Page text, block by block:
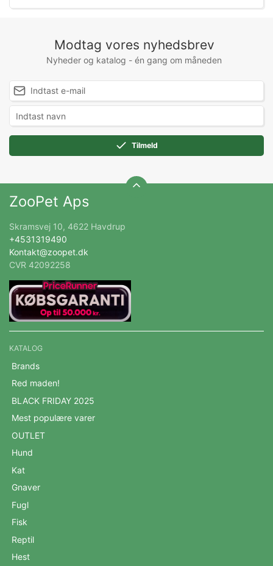
Modtag vores nyhedsbrev
Nyheder og katalog - én gang om måneden
Tilmeld
ZooPet Aps
Skramsvej 10, 4622 Havdrup
+4531319490
Kontakt@zoopet.dk
CVR 42092258
KATALOG
Brands
Red maden!
BLACK FRIDAY 2025
Mest populære varer
OUTLET
Hund
Kat
Gnaver
Fugl
Fisk
Reptil
Hest